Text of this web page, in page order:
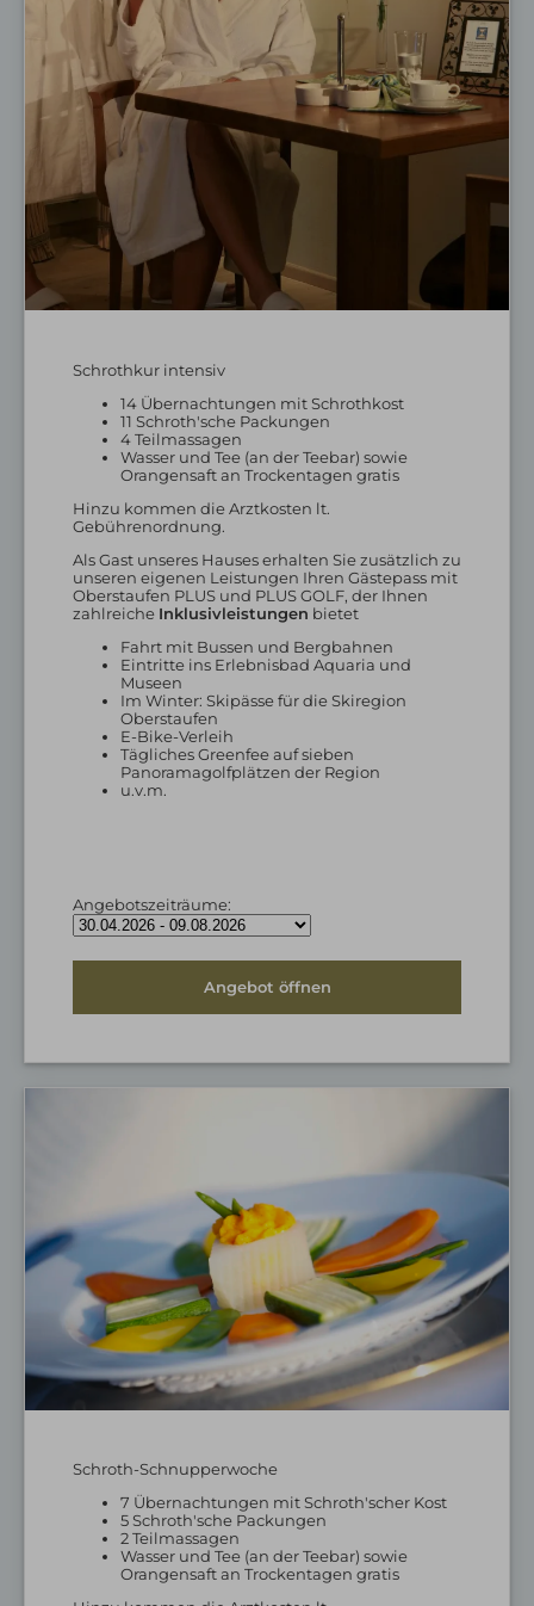
Golfhotel Oberstaufen
Golfangebote
Golfturnierwochen
Gratis Golf
Panoramagolf
Skihotel Oberstaufen
Ski- und Winterangebote
Skigebiet Hündle-Thalkirchdorf
Anwendungen
Achtsamkeit
Gutschein Nachhaltigkeit
Wissenswertes
E-Mail
Tel.: 08386 932 40
Schrothkur intensiv
14 Übernachtungen mit Schrothkost
11 Schroth'sche Packungen
4 Teilmassagen
Wasser und Tee (an der Teebar) sowie
Orangensaft an Trockentagen gratis
Hinzu kommen die Arztkosten lt.
Gebührenordnung.
Als Gast unseres Hauses erhalten Sie zusätzlich zu
unseren eigenen Leistungen Ihren Gästepass mit
Oberstaufen PLUS und PLUS GOLF, der Ihnen
zahlreiche Inklusivleistungen bietet
Fahrt mit Bussen und Bergbahnen
Eintritte ins Erlebnisbad Aquaria und
Museen
Im Winter: Skipässe für die Skiregion
Oberstaufen
E-Bike-Verleih
Tägliches Greenfee auf sieben
Panoramagolfplätzen der Region
u.v.m.
Angebotszeiträume:
Angebot öffnen
Schroth-Schnupperwoche
7 Übernachtungen mit Schroth'scher Kost
5 Schroth'sche Packungen
2 Teilmassagen
Wasser und Tee (an der Teebar) sowie
Orangensaft an Trockentagen gratis